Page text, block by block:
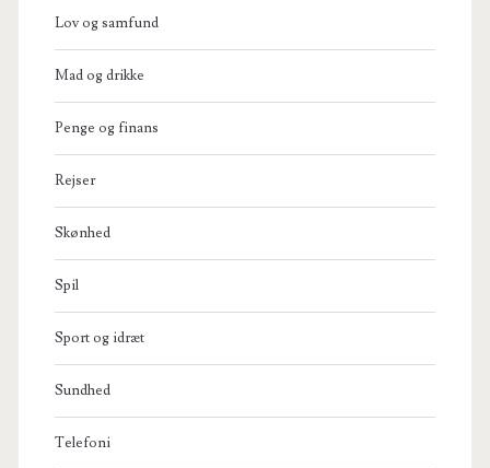
Lov og samfund
Mad og drikke
Penge og finans
Rejser
Skønhed
Spil
Sport og idræt
Sundhed
Telefoni